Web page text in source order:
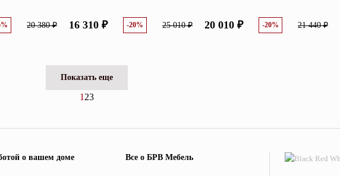
20 380 ₽ 16 310 ₽ -20% 25 010 ₽ 20 010 ₽ -20% 21 440 ₽
Показать еще
1 23
о вашем доме Все о БРВ Мебель